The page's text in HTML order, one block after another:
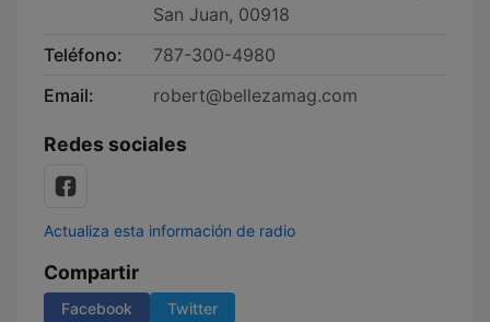
San Juan, 00918
Teléfono:
787-300-4980
Email:
robert@bellezamag.com
Redes sociales
Actualiza esta información de radio
Compartir
Facebook Twitter